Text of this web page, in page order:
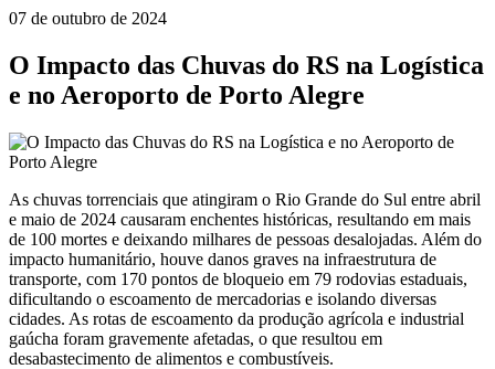
07 de outubro de 2024
O Impacto das Chuvas do RS na Logística
e no Aeroporto de Porto Alegre
As chuvas torrenciais que atingiram o Rio Grande do Sul entre abril
e maio de 2024 causaram enchentes históricas, resultando em mais
de 100 mortes e deixando milhares de pessoas desalojadas. Além do
impacto humanitário, houve danos graves na infraestrutura de
transporte, com 170 pontos de bloqueio em 79 rodovias estaduais,
dificultando o escoamento de mercadorias e isolando diversas
cidades. As rotas de escoamento da produção agrícola e industrial
gaúcha foram gravemente afetadas, o que resultou em
desabastecimento de alimentos e combustíveis.